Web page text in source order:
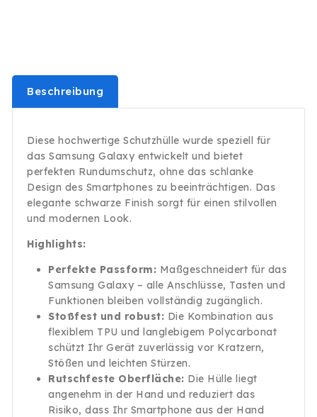
Beschreibung
Diese hochwertige Schutzhülle wurde speziell für
das Samsung Galaxy entwickelt und bietet
perfekten Rundumschutz, ohne das schlanke
Design des Smartphones zu beeinträchtigen. Das
elegante schwarze Finish sorgt für einen stilvollen
und modernen Look.
Highlights:
Perfekte Passform: Maßgeschneidert für das
Samsung Galaxy – alle Anschlüsse, Tasten und
Funktionen bleiben vollständig zugänglich.
Stoßfest und robust: Die Kombination aus
flexiblem TPU und langlebigem Polycarbonat
schützt Ihr Gerät zuverlässig vor Kratzern,
Stößen und leichten Stürzen.
Rutschfeste Oberfläche: Die Hülle liegt
angenehm in der Hand und reduziert das
Risiko, dass Ihr Smartphone aus der Hand